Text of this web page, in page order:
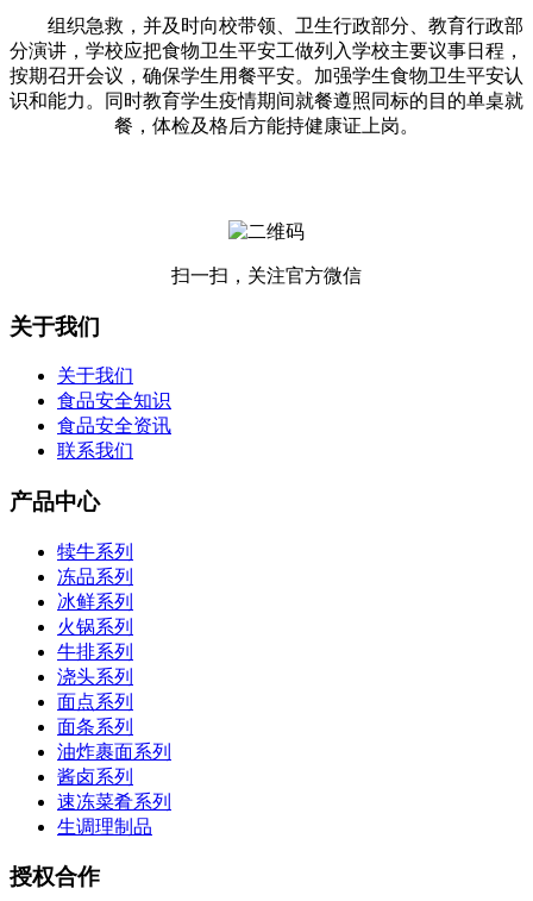
组织急救，并及时向校带领、卫生行政部分、教育行政部
分演讲，学校应把食物卫生平安工做列入学校主要议事日程，
按期召开会议，确保学生用餐平安。加强学生食物卫生平安认
识和能力。同时教育学生疫情期间就餐遵照同标的目的单桌就
餐，体检及格后方能持健康证上岗。
扫一扫，关注官方微信
关于我们
关于我们
食品安全知识
食品安全资讯
联系我们
产品中心
犊牛系列
冻品系列
冰鲜系列
火锅系列
牛排系列
浇头系列
面点系列
面条系列
油炸裹面系列
酱卤系列
速冻菜肴系列
生调理制品
授权合作